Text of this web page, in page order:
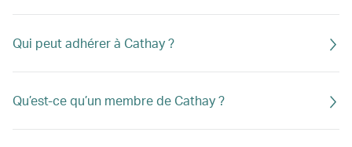
Qui peut adhérer à Cathay ?
Qu’est-ce qu’un membre de Cathay ?